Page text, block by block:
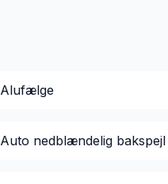
Alufælge
Auto nedblændelig bakspejl